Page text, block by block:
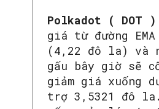
Polkadot ( DOT )
giá từ đường
(4,22 đô la) và
gấu bây giờ sẽ
giảm giá xuống
trợ 3,5321 đô la.